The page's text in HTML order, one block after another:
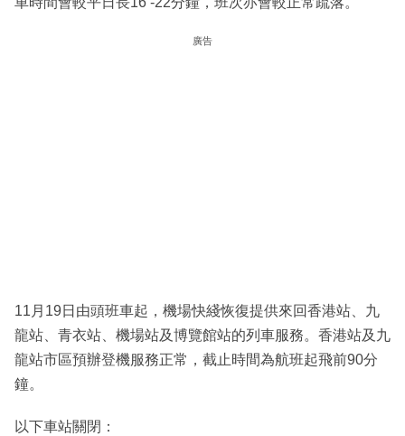
廣告
11月19日由頭班車起，機場快綫恢復提供來回香港站、九
龍站、青衣站、機場站及博覽館站的列車服務。香港站及九
龍站市區預辦登機服務正常，截止時間為航班起飛前90分
鐘。
以下車站關閉：